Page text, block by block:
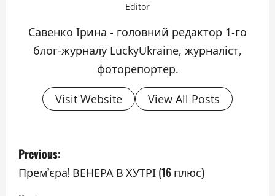
Editor
Савенко Ірина - головний редактор 1-го
блог-журналу LuckyUkraine, журналіст,
фоторепортер.
Visit Website View All Posts
P
o
Previous:
Прем’єра! ВЕНЕРА В ХУТРІ (16 плюс)